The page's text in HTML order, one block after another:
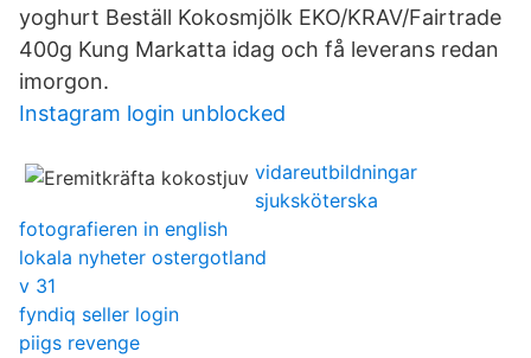
yoghurt Beställ Kokosmjölk EKO/KRAV/Fairtrade
400g Kung Markatta idag och få leverans redan
imorgon.
Instagram login unblocked
vidareutbildningar
sjuksköterska
fotografieren in english
lokala nyheter ostergotland
v 31
fyndiq seller login
piigs revenge